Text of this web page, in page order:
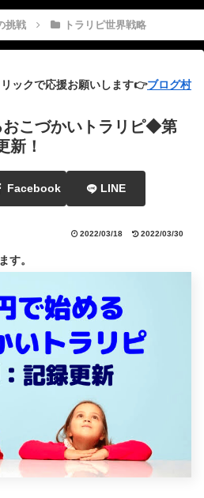
挑戦 トラリピ世界戦略
ックで応援お願いします👉ブログ村
こづかいトラリピ◆第
新！
Facebook LINE
2022/03/18 2022/03/30
す。